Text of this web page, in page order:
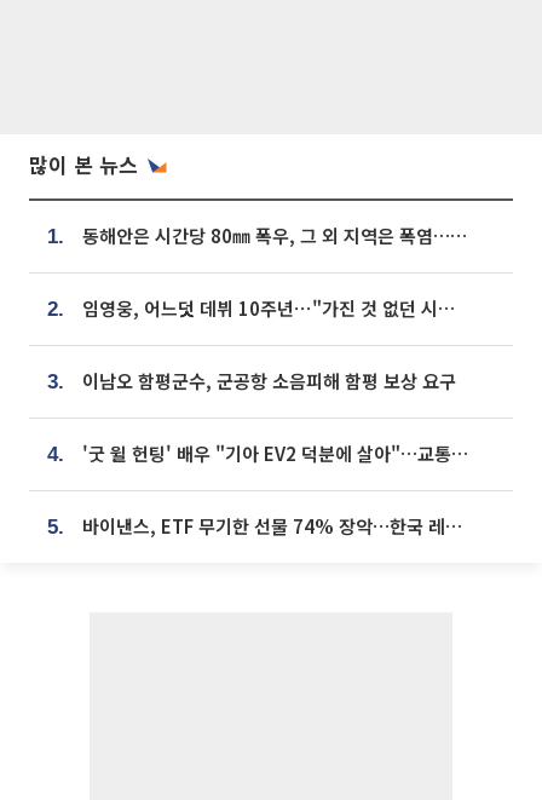
많이 본 뉴스
1. 동해안은 시간당 80㎜ 폭우, 그 외 지역은 폭염…‘극과 극 날씨’
2. 임영웅, 어느덧 데뷔 10주년⋯"가진 것 없던 시절, 내 앞엔 20명의 팬뿐"
3. 이남오 함평군수, 군공항 소음피해 함평 보상 요구
4. '굿 윌 헌팅' 배우 "기아 EV2 덕분에 살아"…교통사고 후 안전성 극찬
5. 바이낸스, ETF 무기한 선물 74% 장악…한국 레버리지 ETF 거래 급증 [e가상자산]